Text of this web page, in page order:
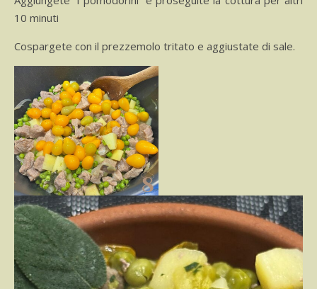
10 minuti
Cospargete con il prezzemolo tritato e aggiustate di sale.